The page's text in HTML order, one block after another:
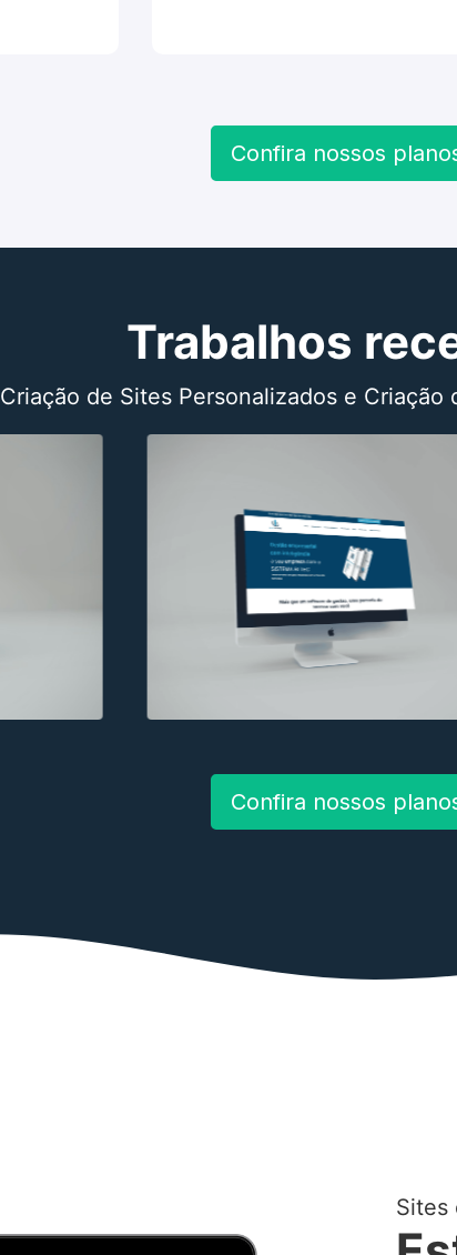
Confira nossos
Trabalhos
Criação de Sites Personalizados e Criação
Confira nossos
Sites